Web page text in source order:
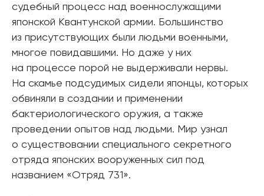
судебный процесс над военнослужащими
японской Квантунской армии. Большинство
из присутствующих были людьми военными,
многое повидавшими. Но даже у них
на процессе порой не выдерживали нервы.
На скамье подсудимых сидели японцы, которых
обвиняли в создании и применении
бактериологического оружия, а также
проведении опытов над людьми. Мир узнал
о существовании специального секретного
отряда японских вооруженных сил под
названием «Отряд 731».